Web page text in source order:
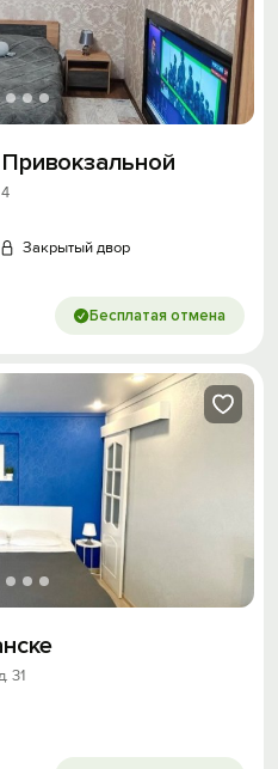
Закрытый двор
Бесплатая отмена
31